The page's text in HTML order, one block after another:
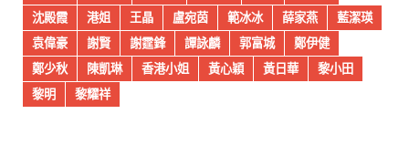
沈殿霞
港姐 王晶 盧宛茵 範冰冰 薛家燕
藍潔瑛
袁偉豪
謝賢 謝霆鋒 譚詠麟 郭富城
鄭伊健
鄭少秋
陳凱琳 香港小姐 黃心穎 黃日華
黎小田
黎明
黎耀祥